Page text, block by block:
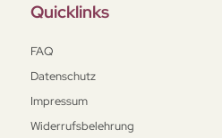
Quicklinks
FAQ
Datenschutz
Impressum
Widerrufsbelehrung